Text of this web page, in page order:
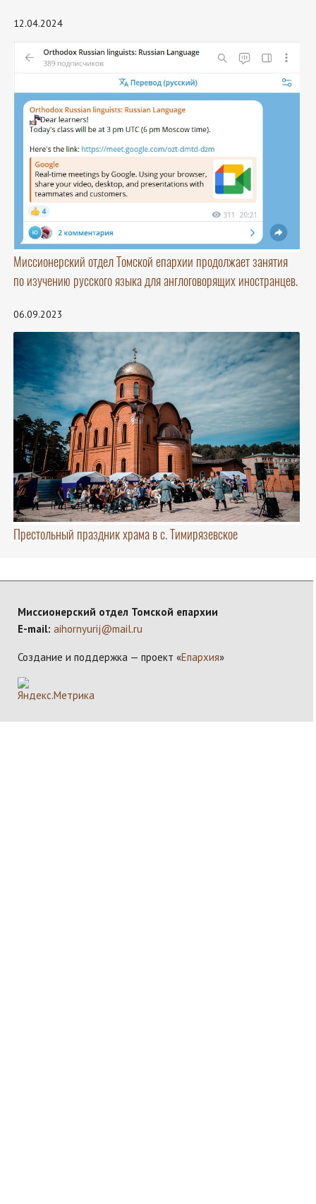
12.04.2024
Миссионерский отдел Томской епархии продолжает занятия
по изучению русского языка для англоговорящих иностранцев.
06.09.2023
Престольный праздник храма в с. Тимирязевское
Миссионерский отдел Томской епархии
E-mail: aihornyurij@mail.ru
Создание и поддержка — проект «Епархия»